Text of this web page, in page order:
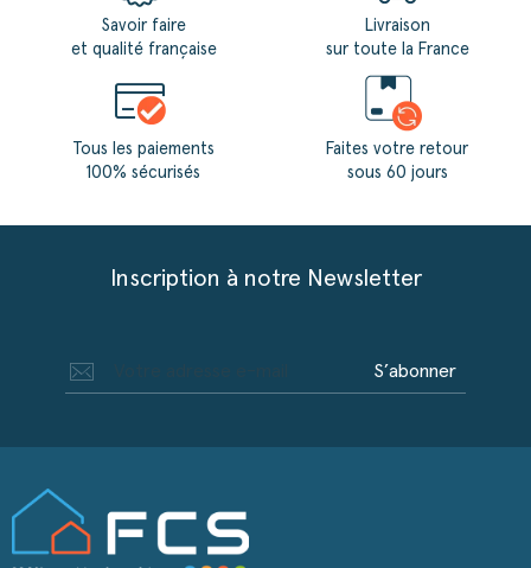
Savoir faire
et qualité française
Tous les paiements
100% sécurisés
Livraison
sur toute la France
Faites votre retour
sous 60 jours
Inscription à notre Newsletter
S’abonner